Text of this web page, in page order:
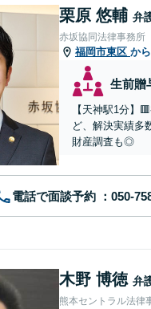
栗原 悠輔 弁
赤坂協同法律事務所
福岡市東区 か
生前贈
【天神駅1分】
ど、解決実績多
財産調査も◎
電話で面談予約
木野 博徳 弁
熊本セントラル法律